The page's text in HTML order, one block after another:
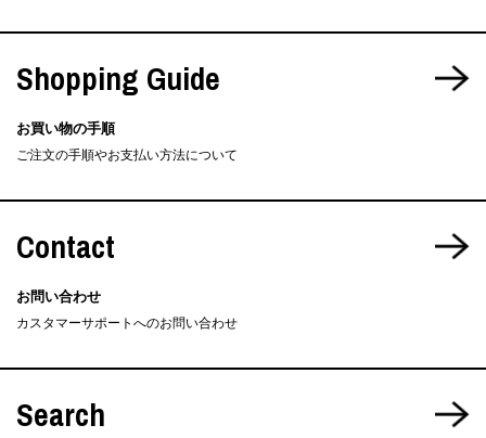
Shopping Guide
お買い物の手順
ご注文の手順やお支払い方法について
Contact
お問い合わせ
カスタマーサポートへのお問い合わせ
Search